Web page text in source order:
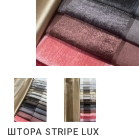
ШТОРА STRIPE LUX